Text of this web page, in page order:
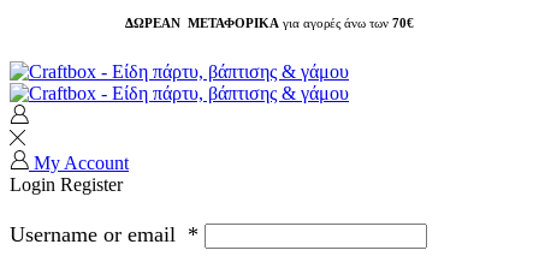
ΔΩΡΕΑΝ ΜΕΤΑΦΟΡΙΚΑ για αγορές άνω των 70€
My Account
Login Register
Username or email *